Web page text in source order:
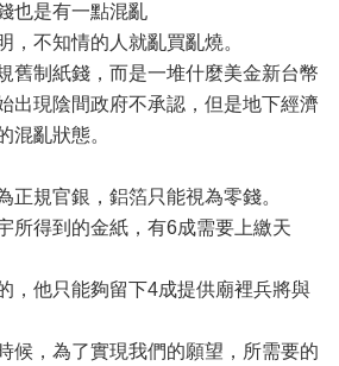
也是有一點混亂
，不知情的人就亂買亂燒。
舊制紙錢，而是一堆什麼美金新台幣
出現陰間政府不承認，但是地下經濟
混亂狀態。
正規官銀，鋁箔只能視為零錢。
所得到的金紙，有6成需要上繳天
，他只能夠留下4成提供廟裡兵將與
候，為了實現我們的願望，所需要的